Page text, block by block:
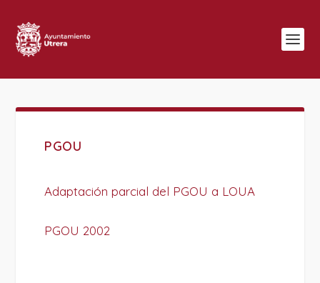
PGOU
Adaptación parcial del PGOU a LOUA
PGOU 2002